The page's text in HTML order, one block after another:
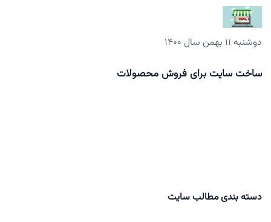
دوشنبه ۱۱ بهمن سال ۱۴۰۰
ساخت سایت برای فروش محصولات
دسته بندی مطالب سایت